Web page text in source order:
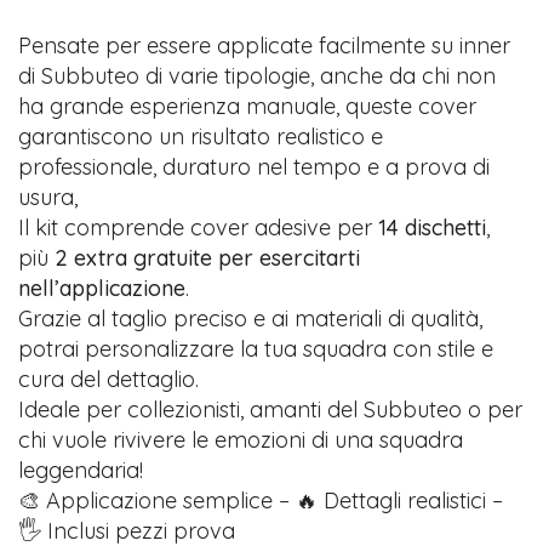
Pensate per essere applicate facilmente su inner
di Subbuteo di varie tipologie, anche da chi non
ha grande esperienza manuale, queste cover
garantiscono un risultato realistico e
professionale, duraturo nel tempo e a prova di
usura,
Il kit comprende cover adesive per14 dischetti,
più 2 extra gratuite per esercitarti
nell’applicazione.
Grazie al taglio preciso e ai materiali di qualità,
potrai personalizzare la tua squadra con stile e
cura del dettaglio.
Ideale per collezionisti, amanti del Subbuteo o per
chi vuole rivivere le emozioni di una squadra
leggendaria!
🎨 Applicazione semplice – 🔥 Dettagli realistici –
🖐️ Inclusi pezzi prova